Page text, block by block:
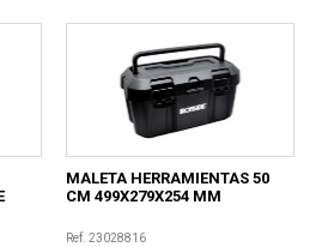
MALETA HERRAMIENTAS 50
CM 499X279X254 MM
Ref. 23028816